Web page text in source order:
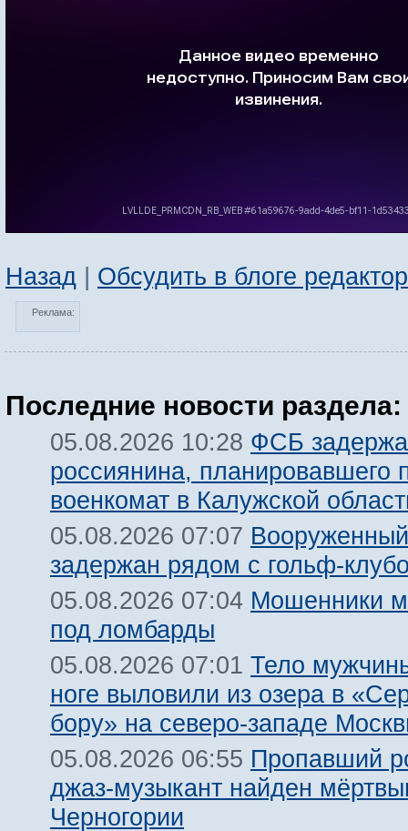
Назад | Обсудить в блоге
Реклама:
Последние новости раздела:
05.08.2026 10:28 ФСБ
россиянина, планировавшего
военкомат в Калужской
05.08.2026 07:07
задержан рядом с гольф-
05.08.2026 07:04 Мошенники
под ломбарды
05.08.2026 07:01 Тело
ноге выловили из озера в
бору» на северо-западе
05.08.2026 06:55 Пропавший
джаз-музыкант найден
Черногории